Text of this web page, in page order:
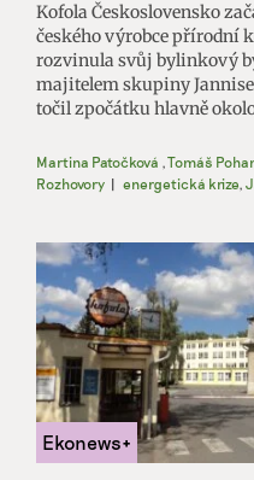
Kofola Československo
českého výrobce přírodní
rozvinula svůj bylinkový
majitelem skupiny
točil zpočátku hlavně
Martina Patočková ,Tomáš
Rozhovory | energetická krize,